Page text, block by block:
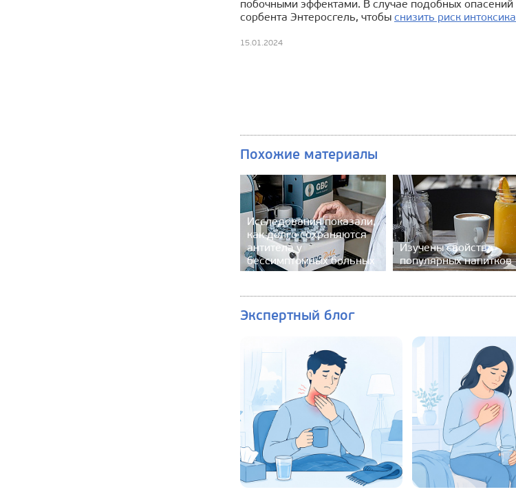
побочными эффектами. В случае подобных
сорбента Энтеросгель, чтобы снизить риск
15.01.2024
Похожие материалы
Исследования показали,
как долго сохраняются
антитела у
бессимптомных больных
Изучены свойства
популярных напитков
Экспертный блог